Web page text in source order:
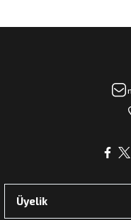
Üyelik